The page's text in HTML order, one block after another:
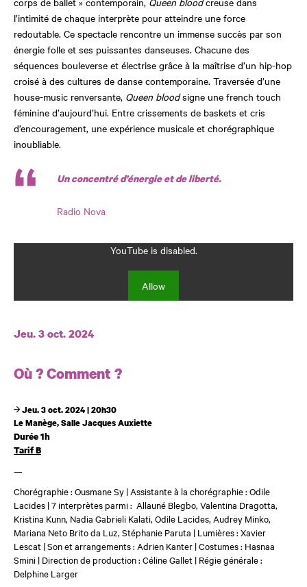
l’intimité de chaque interprète pour atteindre une force
redoutable. Ce spectacle rencontre un immense succès par son
énergie folle et ses puissantes danseuses. Chacune des
séquences bouleverse et électrise grâce à la maîtrise d’un hip-hop
croisé à des cultures de danse contemporaine. Traversée d’une
house-music renversante, Queen bloodsigne une french touch
féminine d’aujourd’hui. Entre crissements de baskets et cris
d’encouragement, une expérience musicale et chorégraphique
inoubliable.
Un concentré d’énergie et de liberté.
Radio Nova
YouTube is disabled.
Allow
Dates et horaires
Jeu. 3 oct. 2024
Où ? Comment ?
Jeu. 3 oct. 2024 | 20h30
Le Manège, Salle Jacques Auxiette
Durée 1h
Tarif B
—
Chorégraphie : Ousmane Sy | Assistante à la chorégraphie : Odile
Lacides | 7 interprètes parmi : Allauné Blegbo, Valentina Dragotta,
Kristina Kunn, Nadia Gabrieli Kalati, Odile Lacides, Audrey Minko,
Mariana Neto Brito da Luz, Stéphanie Paruta | Lumières : Xavier
Lescat | Son et arrangements : Adrien Kanter | Costumes : Hasnaa
Smini | Direction de production : Céline Gallet | Régie générale :
Delphine Larger